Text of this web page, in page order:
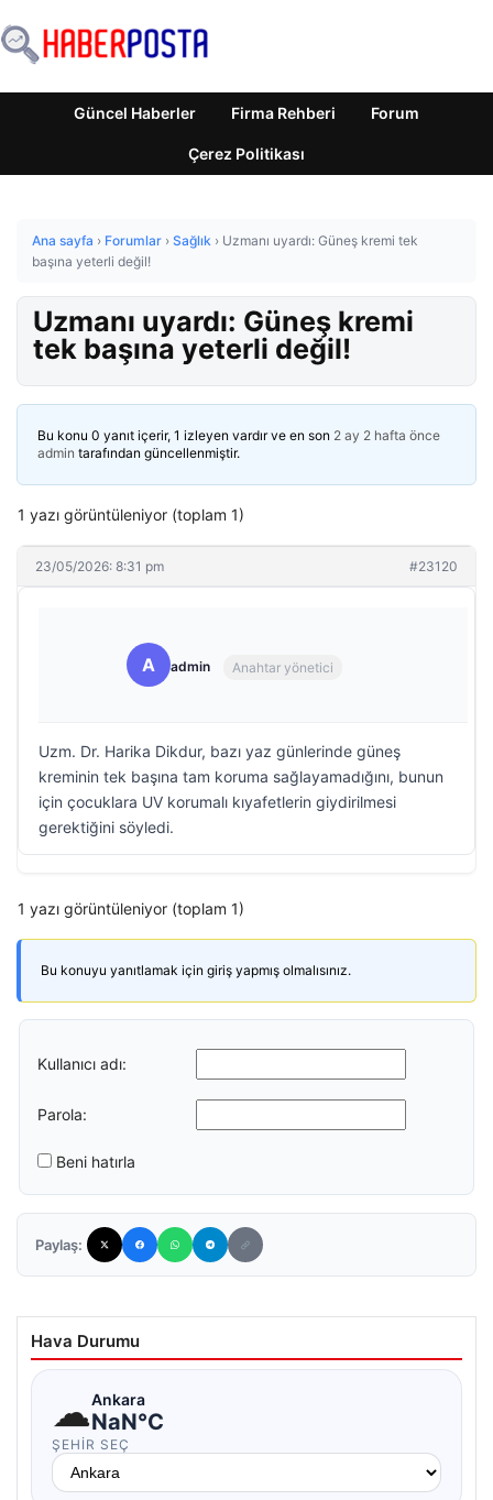
Güncel Haberler Firma Rehberi Forum
Çerez Politikası
Ana sayfa › Forumlar › Sağlık › Uzmanı uyardı: Güneş kremi tek
başına yeterli değil!
Uzmanı uyardı: Güneş kremi
tek başına yeterli değil!
Bu konu 0 yanıt içerir, 1 izleyen vardır ve en son 2 ay 2 hafta önce
admin tarafından güncellenmiştir.
1 yazı görüntüleniyor (toplam 1)
23/05/2026: 8:31 pm #23120
A admin Anahtar yönetici
Uzm. Dr. Harika Dikdur, bazı yaz günlerinde güneş
kreminin tek başına tam koruma sağlayamadığını, bunun
için çocuklara UV korumalı kıyafetlerin giydirilmesi
gerektiğini söyledi.
1 yazı görüntüleniyor (toplam 1)
Bu konuyu yanıtlamak için giriş yapmış olmalısınız.
Kullanıcı adı:
Parola:
Beni hatırla
Paylaş:
Hava Durumu
☁Ankara
NaN°C
ŞEHIR SEÇ